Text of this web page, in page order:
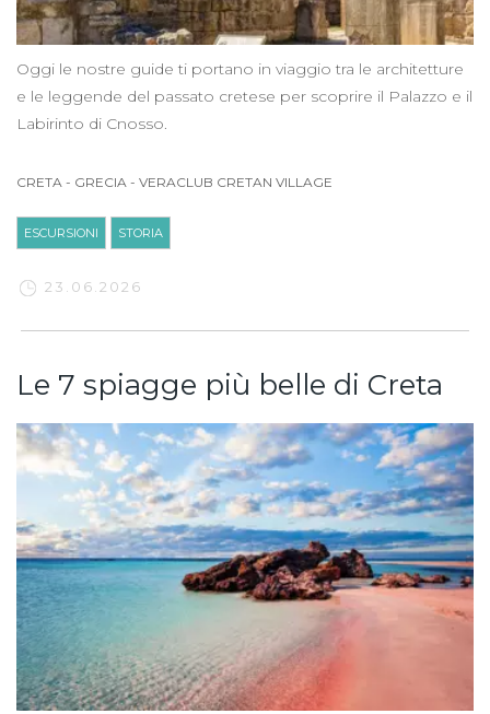
Oggi le nostre guide ti portano in viaggio tra le architetture
e le leggende del passato cretese per scoprire il Palazzo e il
Labirinto di Cnosso.
CRETA - GRECIA - VERACLUB CRETAN VILLAGE
ESCURSIONI STORIA
23.06.2026
Le 7 spiagge più belle di Creta